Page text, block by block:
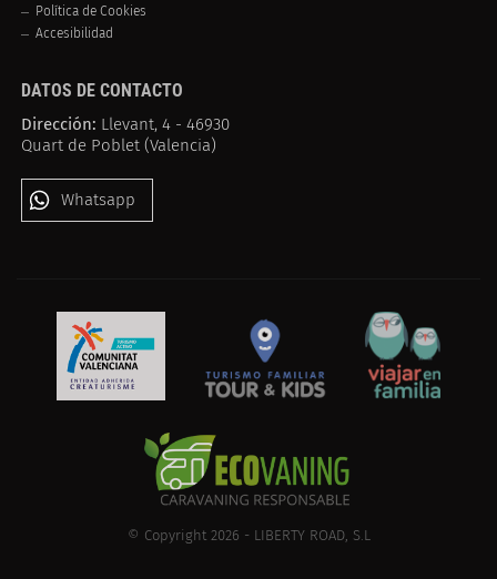
Política de Cookies
Accesibilidad
DATOS DE CONTACTO
Dirección: Llevant, 4 - 46930
Quart de Poblet (Valencia)
Whatsapp
© Copyright 2026 - LIBERTY ROAD, S.L